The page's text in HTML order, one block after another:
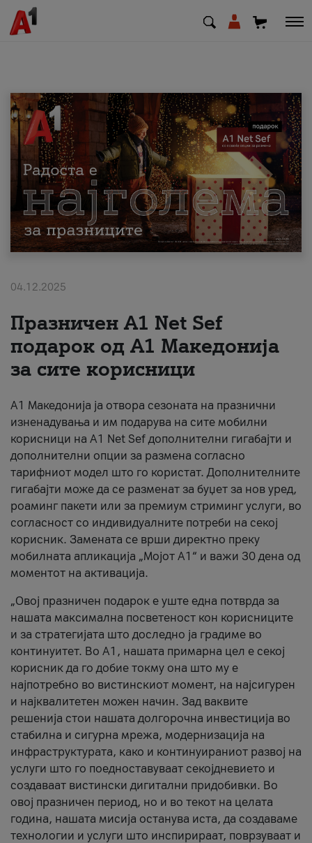
МК EN SQ
Приватни Деловни
Поддршка
Надополни кредит
За нас
#ПодобарОнлајн
04.12.2025
Празничен A1 Net Sеf
подарок од А1 Македонија
за сите корисници
А1 Македонија ја отвора сезоната на празнични
изненадувања и им подарува на сите мобилни
корисници на A1 Net Sef дополнителни гигабајти и
дополнителни опции за размена согласно
тарифниот модел што го користат. Дополнителните
гигабајти може да се разменат за буџет за нов уред,
роаминг пакети или за премиум стриминг услуги, во
согласност со индивидуалните потреби на секој
корисник. Замената се врши директно преку
мобилната апликација „Мојот А1“ и важи 30 дена од
моментот на активација.
„Овој празничен подарок е уште една потврда за
нашата максимална посветеност кон корисниците
и за стратегијата што доследно ја градиме во
континуитет. Во А1, нашата примарна цел е секој
корисник да го добие токму она што му е
најпотребно во вистинскиот момент, на најсигурен
и најквалитетен можен начин. Зад ваквите
решенија стои нашата долгорочна инвестиција во
стабилна и сигурна мрежа, модернизација на
инфраструктурата, како и континуираниот развој на
услуги што го поедноставуваат секојдневието и
создаваат вистински дигитални придобивки. Во
овој празничен период, но и во текот на целата
година, нашата мисија останува иста, да создаваме
технологии и услуги што инспирираат, поврзуваат и